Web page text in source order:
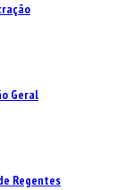
Geral
Regentes